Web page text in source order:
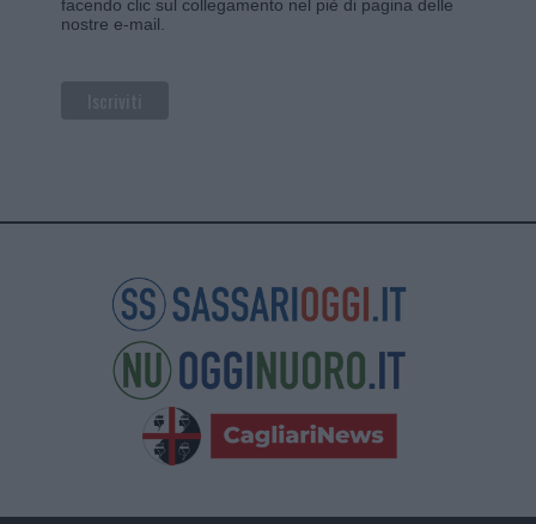
facendo clic sul collegamento nel piè di pagina delle
nostre e-mail.